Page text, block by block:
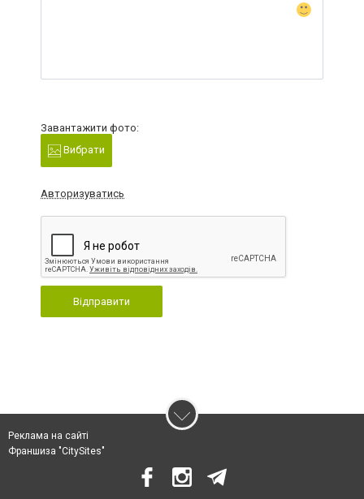
Завантажити фото:
Вибрати
Авторизуватись
Відправити
Реклама на сайті
Франшиза "CitySites"